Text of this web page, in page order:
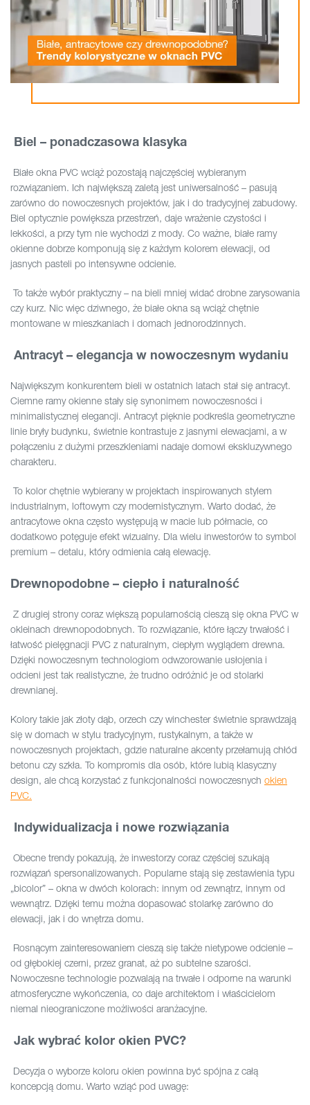
Biel – ponadczasowa klasyka
Białe okna PVC wciąż pozostają najczęściej wybieranym
rozwiązaniem. Ich największą zaletą jest uniwersalność – pasują
zarówno do nowoczesnych projektów, jak i do tradycyjnej zabudowy.
Biel optycznie powiększa przestrzeń, daje wrażenie czystości i
lekkości, a przy tym nie wychodzi z mody. Co ważne, białe ramy
okienne dobrze komponują się z każdym kolorem elewacji, od
jasnych pasteli po intensywne odcienie.
To także wybór praktyczny – na bieli mniej widać drobne zarysowania
czy kurz. Nic więc dziwnego, że białe okna są wciąż chętnie
montowane w mieszkaniach i domach jednorodzinnych.
Antracyt – elegancja w nowoczesnym wydaniu
Największym konkurentem bieli w ostatnich latach stał się antracyt.
Ciemne ramy okienne stały się synonimem nowoczesności i
minimalistycznej elegancji. Antracyt pięknie podkreśla geometryczne
linie bryły budynku, świetnie kontrastuje z jasnymi elewacjami, a w
połączeniu z dużymi przeszkleniami nadaje domowi ekskluzywnego
charakteru.
To kolor chętnie wybierany w projektach inspirowanych stylem
industrialnym, loftowym czy modernistycznym. Warto dodać, że
antracytowe okna często występują w macie lub półmacie, co
dodatkowo potęguje efekt wizualny. Dla wielu inwestorów to symbol
premium – detalu, który odmienia całą elewację.
Drewnopodobne – ciepło i naturalność
Z drugiej strony coraz większą popularnością cieszą się okna PVC w
okleinach drewnopodobnych. To rozwiązanie, które łączy trwałość i
łatwość pielęgnacji PVC z naturalnym, ciepłym wyglądem drewna.
Dzięki nowoczesnym technologiom odwzorowanie usłojenia i
odcieni jest tak realistyczne, że trudno odróżnić je od stolarki
drewnianej.
Kolory takie jak złoty dąb, orzech czy winchester świetnie sprawdzają
się w domach w stylu tradycyjnym, rustykalnym, a także w
nowoczesnych projektach, gdzie naturalne akcenty przełamują chłód
betonu czy szkła. To kompromis dla osób, które lubią klasyczny
design, ale chcą korzystać z funkcjonalności nowoczesnych okien
PVC.
Indywidualizacja i nowe rozwiązania
Obecne trendy pokazują, że inwestorzy coraz częściej szukają
rozwiązań spersonalizowanych. Popularne stają się zestawienia typu
„bicolor” – okna w dwóch kolorach: innym od zewnątrz, innym od
wewnątrz. Dzięki temu można dopasować stolarkę zarówno do
elewacji, jak i do wnętrza domu.
Rosnącym zainteresowaniem cieszą się także nietypowe odcienie –
od głębokiej czerni, przez granat, aż po subtelne szarości.
Nowoczesne technologie pozwalają na trwałe i odporne na warunki
atmosferyczne wykończenia, co daje architektom i właścicielom
niemal nieograniczone możliwości aranżacyjne.
Jak wybrać kolor okien PVC?
Decyzja o wyborze koloru okien powinna być spójna z całą
koncepcją domu. Warto wziąć pod uwagę: